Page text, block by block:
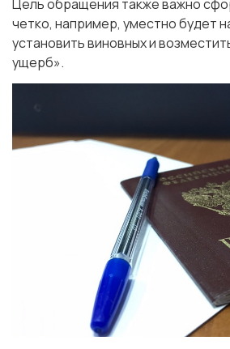
Цель обращения также важно
четко, например, уместно будет
установить виновных и
ущерб».